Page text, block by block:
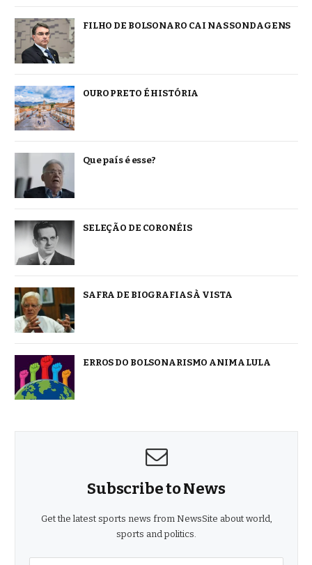
FILHO DE BOLSONARO CAI NAS SONDAGENS
OURO PRETO É HISTÓRIA
Que país é esse?
SELEÇÃO DE CORONÉIS
SAFRA DE BIOGRAFIAS À VISTA
ERROS DO BOLSONARISMO ANIMA LULA
Subscribe to News
Get the latest sports news from NewsSite about world,
sports and politics.